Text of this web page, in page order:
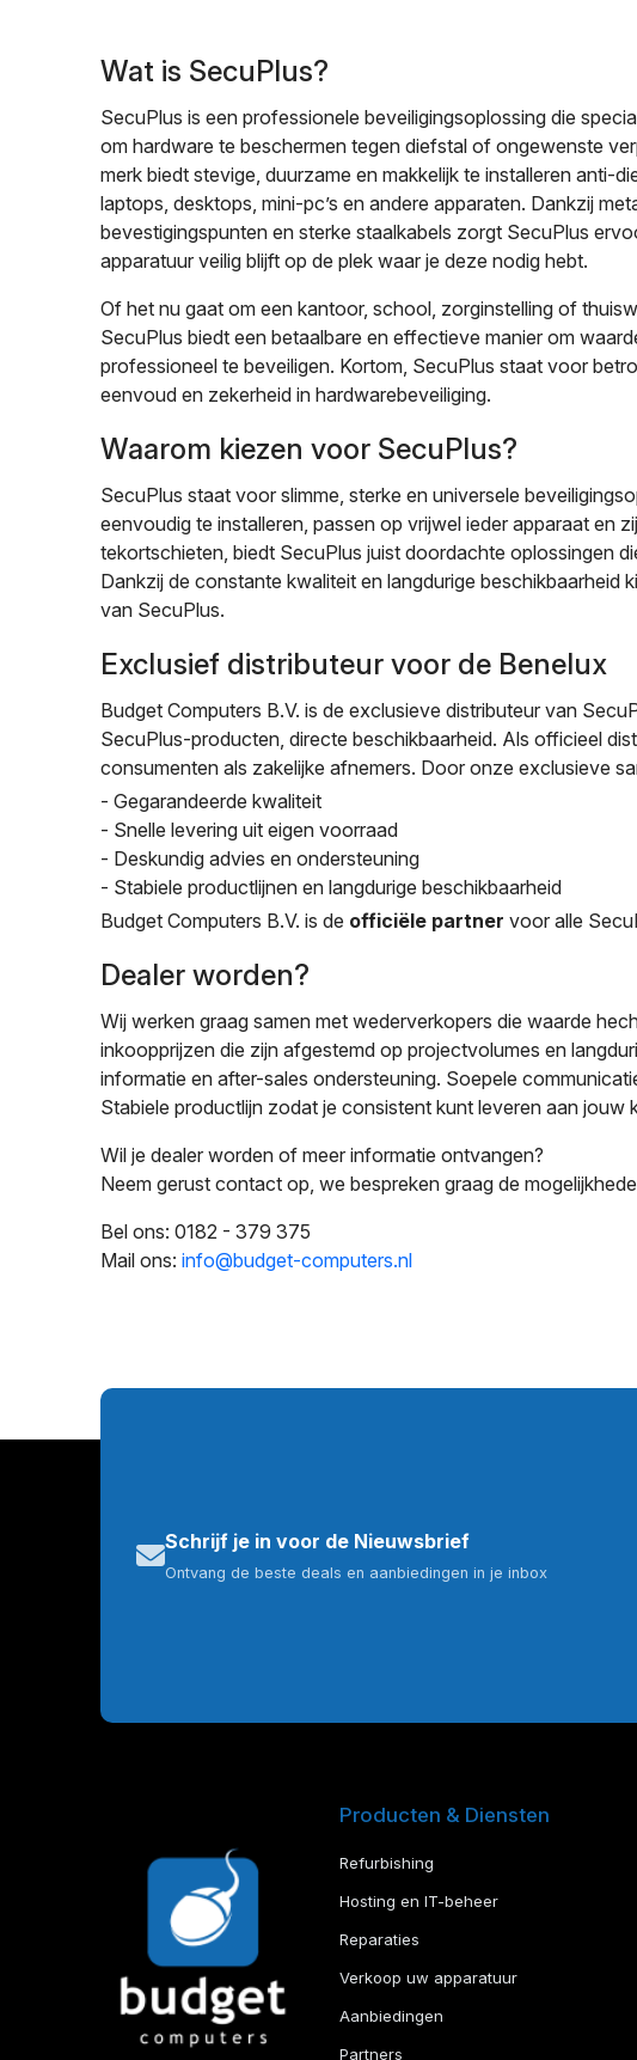
Wat is SecuPlus?
SecuPlus is een professionele beveiligingsoplossing die
om hardware te beschermen tegen diefstal of ongewenste
merk biedt stevige, duurzame en makkelijk te installeren anti-
laptops, desktops, mini-pc’s en andere apparaten. Dankzij
bevestigingspunten en sterke staalkabels zorgt SecuPlus
apparatuur veilig blijft op de plek waar je deze nodig hebt.
Of het nu gaat om een kantoor, school, zorginstelling of
SecuPlus biedt een betaalbare en effectieve manier om
professioneel te beveiligen. Kortom, SecuPlus staat voor
eenvoud en zekerheid in hardwarebeveiliging.
Waarom kiezen voor SecuPlus?
SecuPlus staat voor slimme, sterke en universele
eenvoudig te installeren, passen op vrijwel ieder apparaat en
tekortschieten, biedt SecuPlus juist doordachte oplossingen
Dankzij de constante kwaliteit en langdurige
van SecuPlus.
Exclusief distributeur voor de Benelux
Budget Computers B.V. is de exclusieve distributeur van
SecuPlus-producten, directe beschikbaarheid. Als officieel
consumenten als zakelijke afnemers. Door onze exclusieve
- Gegarandeerde kwaliteit
- Snelle levering uit eigen voorraad
- Deskundig advies en ondersteuning
- Stabiele productlijnen en langdurige beschikbaarheid
Budget Computers B.V. is de officiële partner voor alle
Dealer worden?
Wij werken graag samen met wederverkopers die waarde
inkoopprijzen die zijn afgestemd op projectvolumes en
informatie en after-sales ondersteuning. Soepele
Stabiele productlijn zodat je consistent kunt leveren aan jouw
Wil je dealer worden of meer informatie ontvangen?
Neem gerust contact op, we bespreken graag de
Bel ons: 0182 - 379 375
Mail ons: info@budget-computers.nl
Schrijf je in voor de Nieuwsbrief
Ontvang de beste deals en aanbiedingen in je inbox
Producten & Diensten
Refurbishing
Hosting en IT-beheer
Reparaties
Verkoop uw apparatuur
Aanbiedingen
Partners